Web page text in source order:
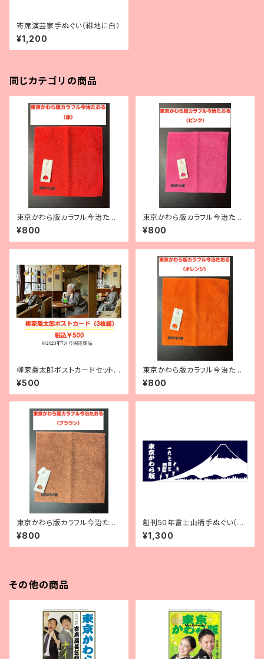
寄席演芸家手ぬぐい（紺地に白）
¥1,200
同じカテゴリの商品
東京かわら版カラフル今治たお
る（赤）
¥800
東京かわら版カラフル今治たお
る（ピンク）
¥800
柳家喬太郎ポストカードセット3
枚組
¥500
東京かわら版カラフル今治たお
る（オレンジ）
¥800
東京かわら版カラフル今治たお
る（ブラウン）
¥800
創刊50年富士山柄手ぬぐい（紺
地に白）
¥1,300
その他の商品